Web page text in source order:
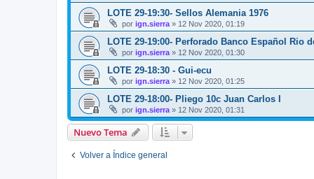
LOTE 29-19:30- Sellos Alemania 1976
por ign.sierra » 12 Nov 2020, 01:19
LOTE 29-19:00- Perforado Banco Español Rio
por ign.sierra » 12 Nov 2020, 01:30
LOTE 29-18:30 - Gui-ecu
por ign.sierra » 12 Nov 2020, 01:25
LOTE 29-18:00- Pliego 10c Juan Carlos I
por ign.sierra » 12 Nov 2020, 01:31
Nuevo Tema
Volver a Índice general